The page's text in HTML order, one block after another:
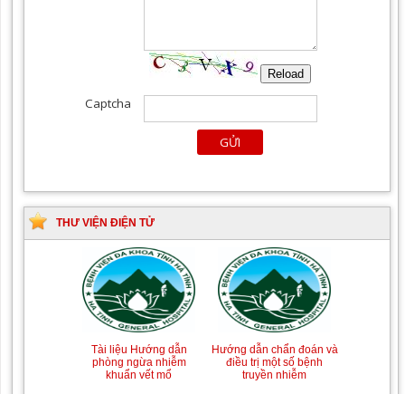
THƯ VIỆN ĐIỆN TỬ
Tài liệu Hướng dẫn
phòng ngừa nhiễm
khuẩn vết mổ
Hướng dẫn chẩn đoán và
điều trị một số bệnh
truyền nhiễm